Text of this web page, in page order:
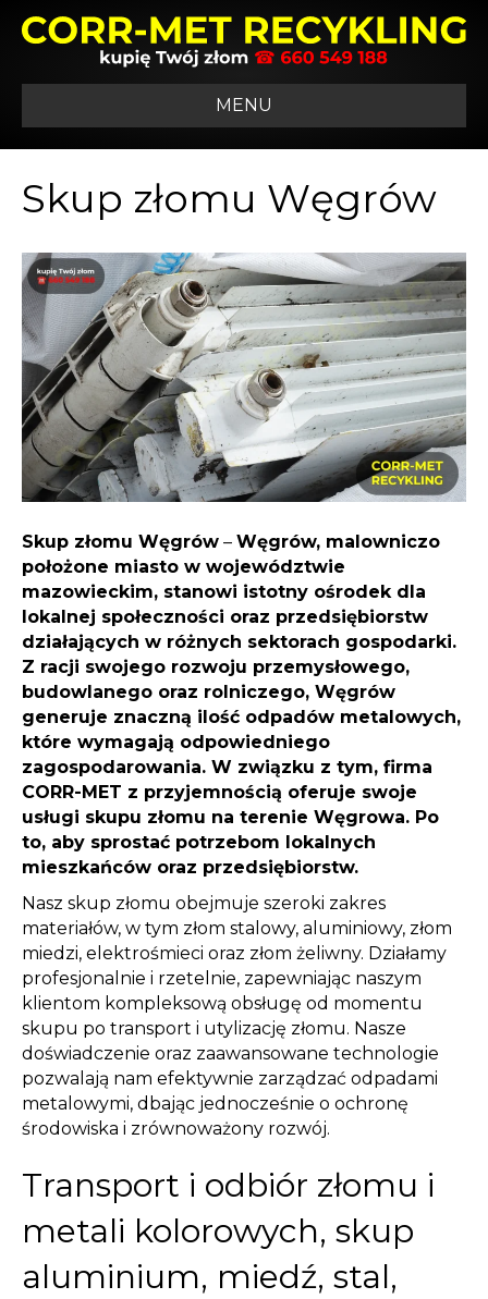
MENU
Skup złomu Węgrów
Skup złomu Węgrów – Węgrów, malowniczo
położone miasto w województwie
mazowieckim, stanowi istotny ośrodek dla
lokalnej społeczności oraz przedsiębiorstw
działających w różnych sektorach gospodarki.
Z racji swojego rozwoju przemysłowego,
budowlanego oraz rolniczego, Węgrów
generuje znaczną ilość odpadów metalowych,
które wymagają odpowiedniego
zagospodarowania. W związku z tym, firma
CORR-MET z przyjemnością oferuje swoje
usługi skupu złomu na terenie Węgrowa. Po
to, aby sprostać potrzebom lokalnych
mieszkańców oraz przedsiębiorstw.
Nasz skup złomu obejmuje szeroki zakres
materiałów, w tym złom stalowy, aluminiowy, złom
miedzi, elektrośmieci oraz złom żeliwny. Działamy
profesjonalnie i rzetelnie, zapewniając naszym
klientom kompleksową obsługę od momentu
skupu po transport i utylizację złomu. Nasze
doświadczenie oraz zaawansowane technologie
pozwalają nam efektywnie zarządzać odpadami
metalowymi, dbając jednocześnie o ochronę
środowiska i zrównoważony rozwój.
Transport i odbiór złomu i
metali kolorowych, skup
aluminium, miedź, stal,